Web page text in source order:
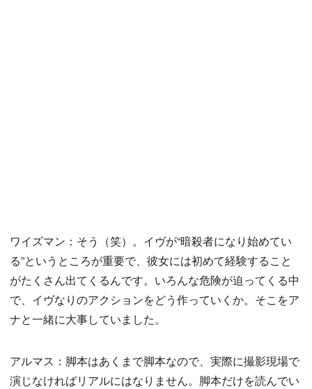
ワイズマン：そう（笑）。イヴが“暗殺者になり始めてい
る”というところが重要で、彼女には初めて経験すること
がたくさん出てくるんです。いろんな危険が迫ってくる中
で、イヴなりのアクションをどう作っていくか。そこをア
ナと一緒に大事していました。
アルマス：脚本はあくまで脚本なので、実際に撮影現場で
演じなければリアルにはなりません。脚本だけを読んでい